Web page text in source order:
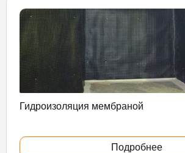
Гидроизоляция мембраной
Подробнее